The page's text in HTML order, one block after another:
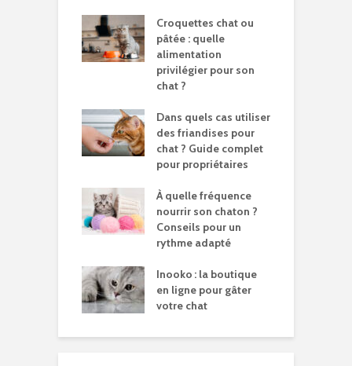
Croquettes chat ou
pâtée : quelle
alimentation
privilégier pour son
chat ?
Dans quels cas utiliser
des friandises pour
chat ? Guide complet
pour propriétaires
À quelle fréquence
nourrir son chaton ?
Conseils pour un
rythme adapté
Inooko : la boutique
en ligne pour gâter
votre chat